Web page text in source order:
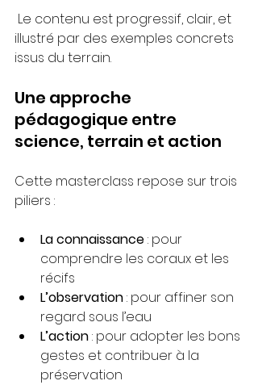
illustré par des exemples concrets
issus du terrain.
Une approche
pédagogique entre
science, terrain et action
Cette masterclass repose sur trois
piliers :
La connaissance : pour
comprendre les coraux et les
récifs
L’observation : pour affiner son
regard sous l’eau
L’action : pour adopter les bons
gestes et contribuer à la
préservation